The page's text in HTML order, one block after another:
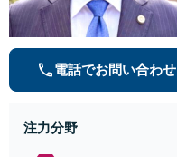
電話でお問い合わせ
注力分野